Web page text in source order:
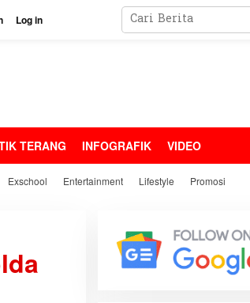
Log in
TERANG INFOGRAFIK VIDEO
Exschool Entertainment Lifestyle Promosi